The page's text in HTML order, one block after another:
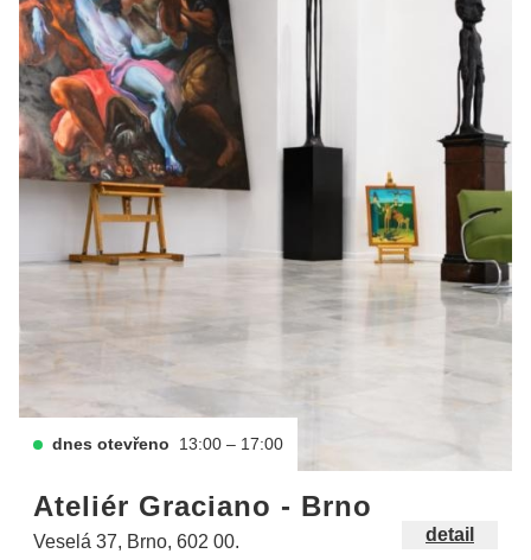
dnes otevřeno 13:00 – 17:00
Ateliér Graciano - Brno
Veselá 37, Brno, 602 00. detail